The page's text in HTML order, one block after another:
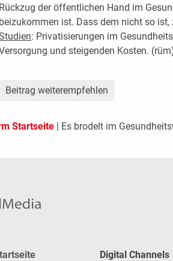
Rückzug der öffentlichen Hand im
beizukommen ist. Dass dem nicht so
: Privatisierungen im
und steigenden Kosten.
Beitrag weiterempfehlen
Startseite | Es brodelt im
Digital Channels